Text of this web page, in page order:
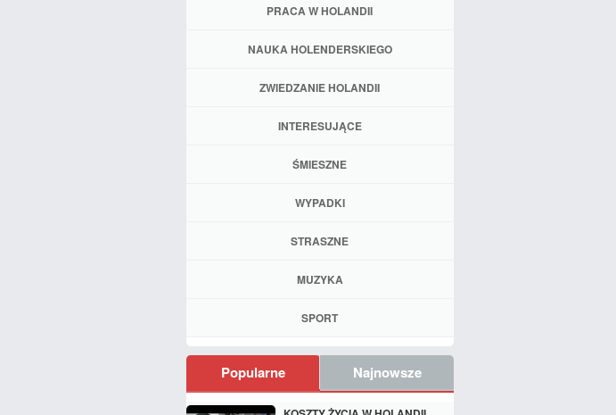
PRACA W HOLANDII
NAUKA HOLENDERSKIEGO
ZWIEDZANIE HOLANDII
INTERESUJĄCE
ŚMIESZNE
WYPADKI
STRASZNE
MUZYKA
SPORT
Popularne Najnowsze